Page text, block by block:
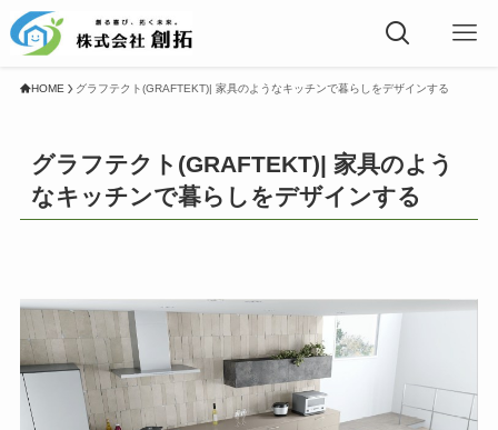
HOME グラフテクト(GRAFTEKT)| 家具のようなキッチンで暮らしをデザインする
グラフテクト(GRAFTEKT)| 家具のよう
なキッチンで暮らしをデザインする